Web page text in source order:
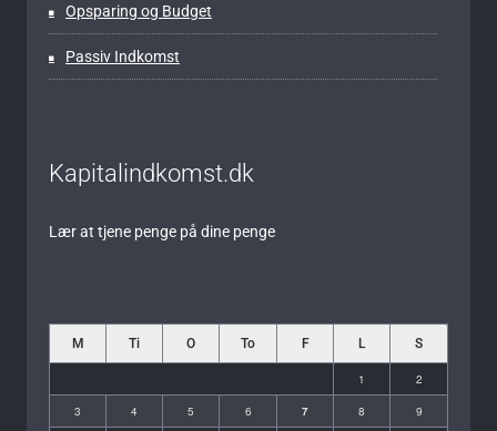
Opsparing og Budget
Passiv Indkomst
Kapitalindkomst.dk
Lær at tjene penge på dine penge
M Ti O To F L S
1 2
3 4 5 6 7 8 9